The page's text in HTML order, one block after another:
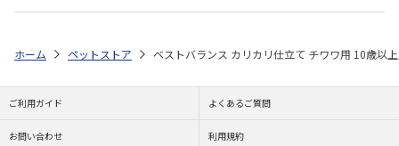
ホーム ペットストア ベストバランス カリカリ仕立て チワワ用 10歳以
ご利用ガイド よくあるご質問
お問い合わせ 利用規約